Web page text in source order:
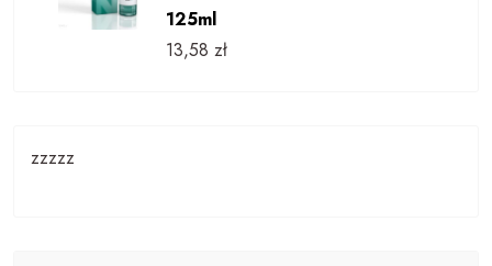
125ml
13,58 zł
zzzzz